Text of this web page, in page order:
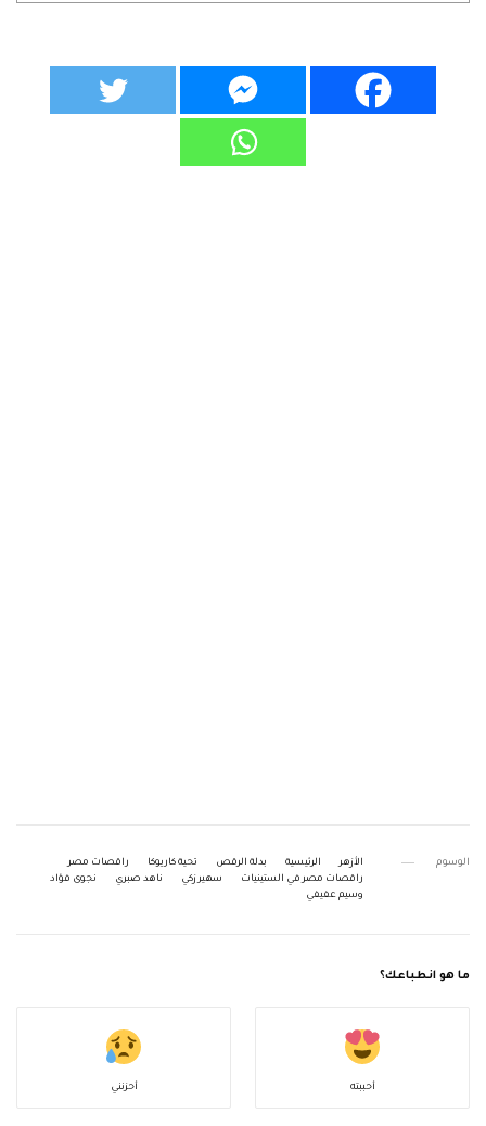
الوسوم الأزهر الرئيسية بدلة الرقص تحية كاريوكا
راقصات مصر
راقصات مصر في الستينيات
سهير زكي ناهد صبري
نجوى فؤاد
وسيم عفيفي
ما هو انطباعك؟
أحببته أحزنني